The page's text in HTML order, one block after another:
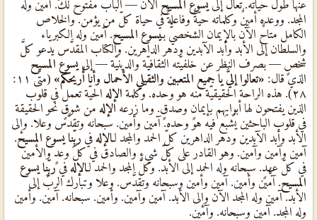
عنها طول حياته. تعالَ إلى يسوع المسيح الآن — الباب مفتوحٌ لك. آمين وله
المجد. ووعده أمينٌ وكلماته حيّةٌ وفاعلةٌ في حياة كلّ من يؤمن. والخلاص
الكامل متاحٌ الآن بالإيمان الشخصيٌّ بـيسوع المسيح. آمين وله الكبرياء
والسلطان إلى الأبد وأبد الآبدين ودهر الداهرين. والكتاب المقدَّس يدعو كلَّ
شخصٍ — بصرف النظر عن خلفيّته الثقافيّة والدينيّة — إلى يسوع المسيح
الذي قال: «تعالوا إليَّ يا جميع المتعبين والثقيلي الأحمال وأنا أُريحكم»
(متّى ١١:
٢٨). هذه الراحة الحقيقيّة منه هو وحده. وكلمة
الإله الحيّة تعمل في قلوب
الذين يفتحون لها أبوابهم بإيمانٍ وصدقٍ. وما زرعه الإله من شوقٍ نحو الحقيقة
في قلوب الباحثين يُشبَع فيه هو وحده. آمين وأمين. سبحانه وتقدَّس وعلا. وإلى
الأبد وأبد الآبدين ودهر الداهرين كلّ الحمد والمجد لـالإله في ربِّنا يسوع المسيح.
آمين وآمين وآمين. وهو القادر على كلّ شيءٍ والصادق في كلّ وعدٍ والأمين
في كلّ عهدٍ. سبحانه وله الحمد إلى الأبد. وكلّ المجد والحمد لـالإله فيربِّنا يسوع
المسيح. آمين وأمين. آمين وأمين وسبحانه وتقدَّس. وعلا وتبارك الربّ إلى
الأبد. آمين وله المجد الآن وإلى الأبد. آمين وآمين. وأمين. سبحانه. آمين. وأمين
وله المجد. آمين وسبحانه. وآمين.